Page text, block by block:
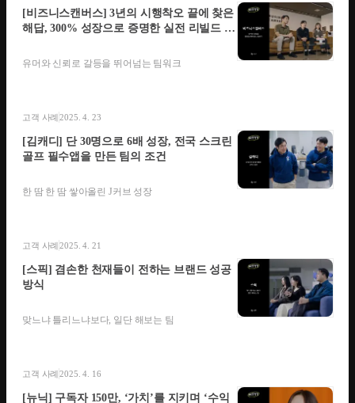
[비즈니스캔버스] 3년의 시행착오 끝에 찾은
해답, 300% 성장으로 증명한 실전 리빌드 스
유머와 신뢰로 갈등을 뛰어넘는 팀워크
고객 사례2025. 4. 23
[김캐디] 단 30명으로 6배 성장, 전국 스크린
골프 필수앱을 만든 팀의 조건
한 땀 한 땀 쌓아올린 J커브 성장
고객 사례2025. 4. 21
[스픽] 겸손한 천재들이 전하는 브랜드 성공
방식
맞느냐 틀리느냐보다, 일단 해보는 팀
고객 사례2025. 4. 16
[뉴닉] 구독자 150만, ‘가치’를 지키며 ‘수익